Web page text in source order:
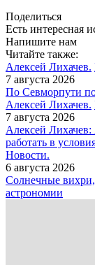
Поделиться
Есть интересная
Напишите нам
Читайте также:
Алексей Лихачев.
7 августа 2026
По Севморпути
Алексей Лихачев.
7 августа 2026
Алексей
работать в
Новости.
6 августа 2026
Солнечные вихри,
астрономии